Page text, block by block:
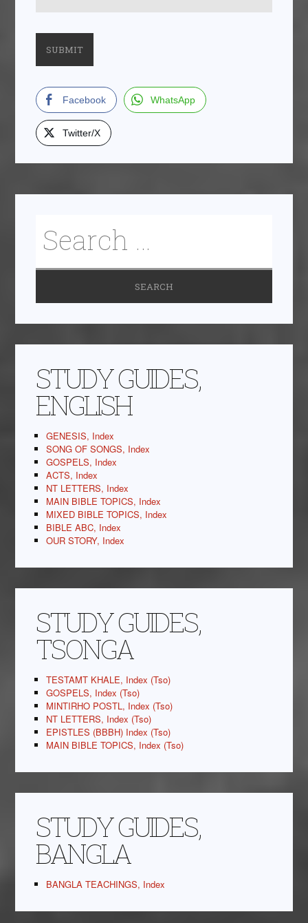
Facebook WhatsApp
Twitter/X
STUDY GUIDES,
ENGLISH
GENESIS, Index
SONG OF SONGS, Index
GOSPELS, Index
ACTS, Index
NT LETTERS, Index
MAIN BIBLE TOPICS, Index
MIXED BIBLE TOPICS, Index
BIBLE ABC, Index
OUR STORY, Index
STUDY GUIDES,
TSONGA
TESTAMT KHALE, Index (Tso)
GOSPELS, Index (Tso)
MINTIRHO POSTL, Index (Tso)
NT LETTERS, Index (Tso)
EPISTLES (BBBH) Index (Tso)
MAIN BIBLE TOPICS, Index (Tso)
STUDY GUIDES,
BANGLA
BANGLA TEACHINGS, Index